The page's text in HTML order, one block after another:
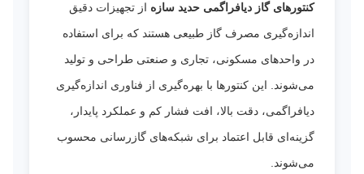
کنتورهای گاز دیافراگمی حدید سازه از تجهیزات دقیق
اندازه‌گیری مصرف گاز طبیعی هستند که برای استفاده
در واحدهای مسکونی، تجاری و صنعتی طراحی و تولید
می‌شوند. این کنتورها با بهره‌گیری از فناوری اندازه‌گیری
دیافراگمی، دقت بالا، افت فشار کم و عملکرد پایدار،
گزینه‌ای قابل اعتماد برای شبکه‌های گازرسانی محسوب
می‌شوند.